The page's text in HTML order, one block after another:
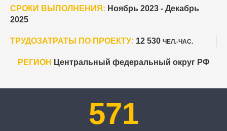
СРОКИ ВЫПОЛНЕНИЯ: Ноябрь 2023 - Декабрь
2025
ТРУДОЗАТРАТЫ ПО ПРОЕКТУ: 12 530 ЧЕЛ.-ЧАС.
РЕГИОН Центральный федеральный округ РФ
571